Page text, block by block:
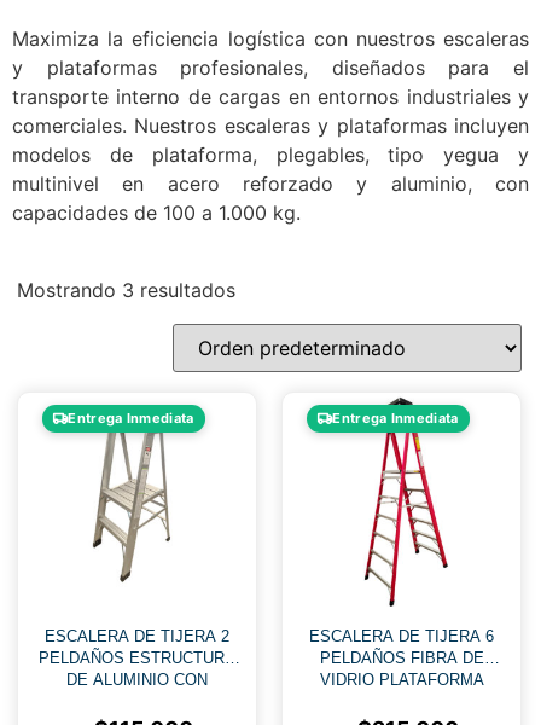
Maximiza la eficiencia logística con nuestros escaleras
y plataformas profesionales, diseñados para el
transporte interno de cargas en entornos industriales y
comerciales. Nuestros escaleras y plataformas incluyen
modelos de plataforma, plegables, tipo yegua y
multinivel en acero reforzado y aluminio, con
capacidades de 100 a 1.000 kg.
Mostrando 3 resultados
Entrega Inmediata
ESCALERA DE TIJERA 2
PELDAÑOS ESTRUCTURA
DE ALUMINIO CON
Entrega Inmediata
ESCALERA DE TIJERA 6
PELDAÑOS FIBRA DE
VIDRIO PLATAFORMA